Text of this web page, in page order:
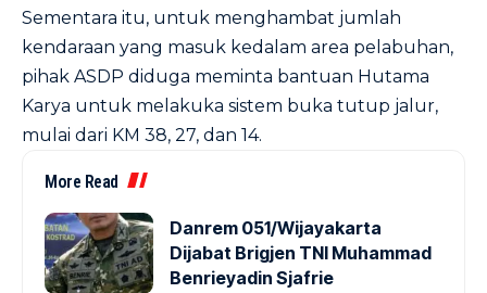
Sementara itu, untuk menghambat jumlah
kendaraan yang masuk kedalam area pelabuhan,
pihak ASDP diduga meminta bantuan Hutama
Karya untuk melakuka sistem buka tutup jalur,
mulai dari KM 38, 27, dan 14.
More Read
Danrem 051/Wijayakarta
Dijabat Brigjen TNI Muhammad
Benrieyadin Sjafrie